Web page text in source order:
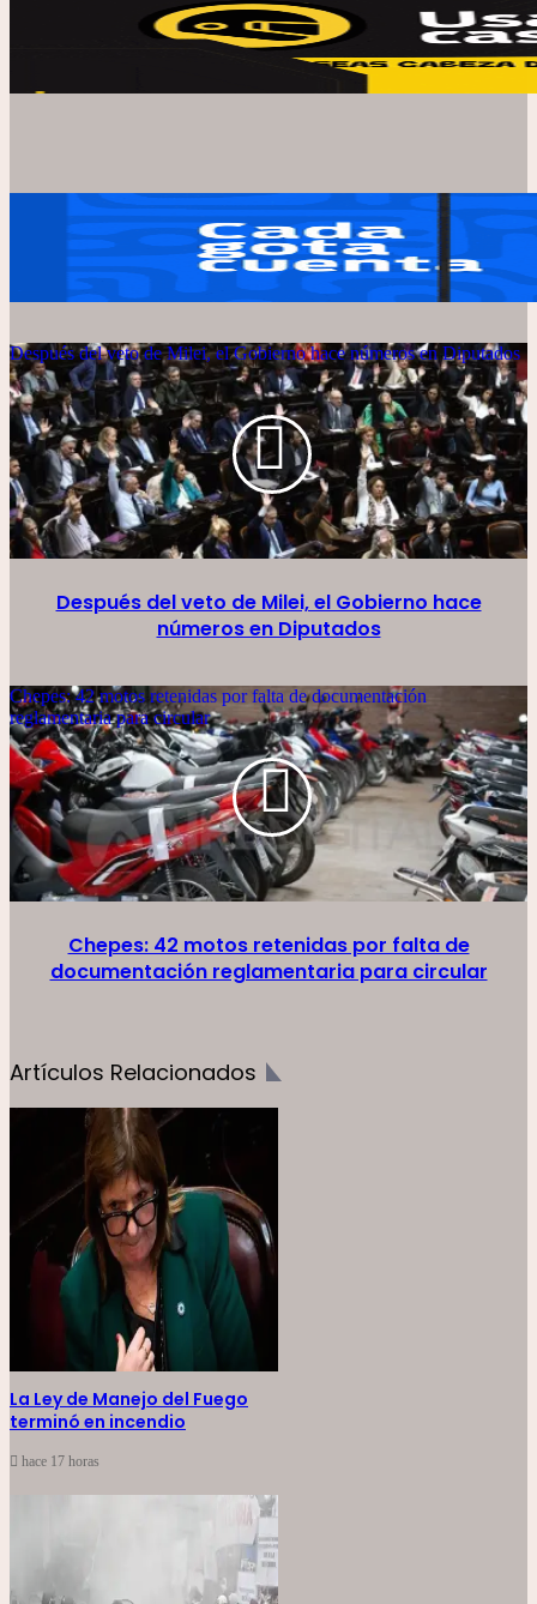
Después del veto de Milei, el Gobierno hace números en Diputados
Después del veto de Milei, el Gobierno hace
números en Diputados
Chepes: 42 motos retenidas por falta de documentación
reglamentaria para circular
Chepes: 42 motos retenidas por falta de
documentación reglamentaria para circular
Artículos Relacionados
La Ley de Manejo del Fuego
terminó en incendio
hace 17 horas